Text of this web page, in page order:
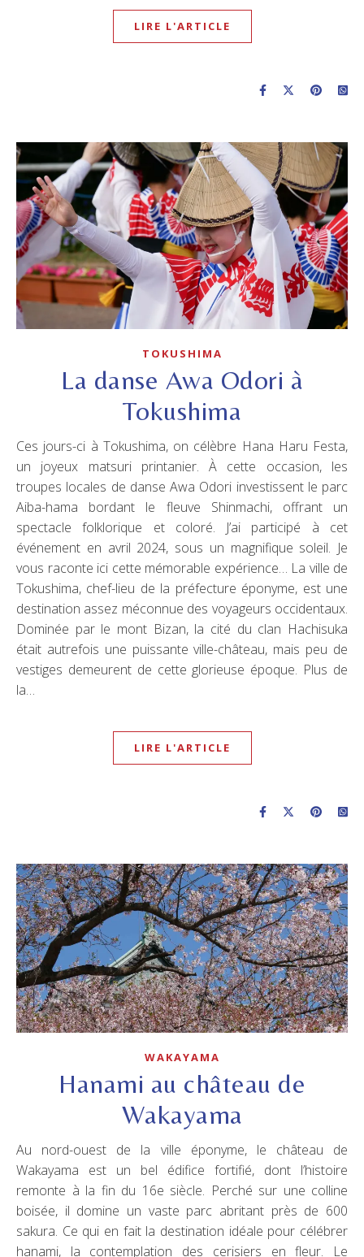
LIRE L'ARTICLE
TOKUSHIMA
La danse Awa Odori à
Tokushima
Ces jours-ci à Tokushima, on célèbre Hana Haru Festa,
un joyeux matsuri printanier. À cette occasion, les
troupes locales de danse Awa Odori investissent le parc
Aiba-hama bordant le fleuve Shinmachi, offrant un
spectacle folklorique et coloré. J’ai participé à cet
événement en avril 2024, sous un magnifique soleil. Je
vous raconte ici cette mémorable expérience… La ville de
Tokushima, chef-lieu de la préfecture éponyme, est une
destination assez méconnue des voyageurs occidentaux.
Dominée par le mont Bizan, la cité du clan Hachisuka
était autrefois une puissante ville-château, mais peu de
vestiges demeurent de cette glorieuse époque. Plus de
la…
LIRE L'ARTICLE
WAKAYAMA
Hanami au château de
Wakayama
Au nord-ouest de la ville éponyme, le château de
Wakayama est un bel édifice fortifié, dont l’histoire
remonte à la fin du 16e siècle. Perché sur une colline
boisée, il domine un vaste parc abritant près de 600
sakura. Ce qui en fait la destination idéale pour célébrer
hanami, la contemplation des cerisiers en fleur. Le